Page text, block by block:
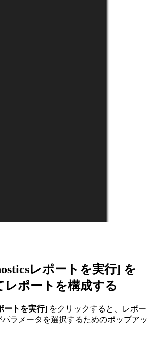
レポートを実行] を
レポートを構成する
ートを実行] をクリックすると、レポー
パラメータを選択するためのポップアッ